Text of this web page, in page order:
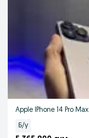
Apple IPhone 14 Pro Max
Б/у